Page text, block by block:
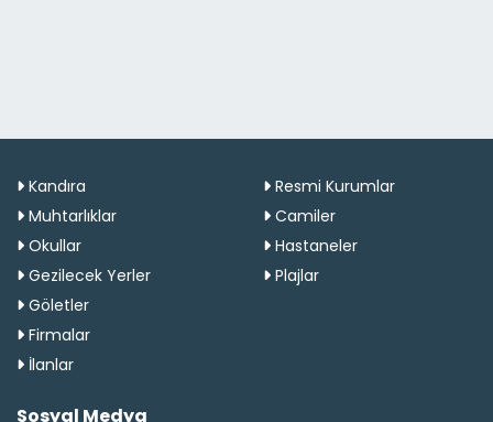
Kandıra
Resmi Kurumlar
Muhtarlıklar
Camiler
Okullar
Hastaneler
Gezilecek Yerler
Plajlar
Göletler
Firmalar
İlanlar
Sosyal Medya